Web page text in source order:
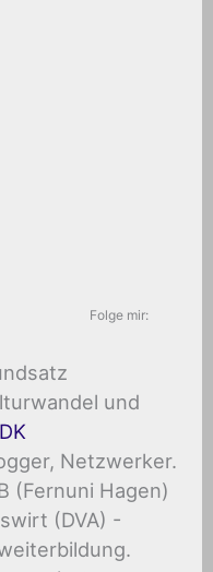
Folge mir:
und
Netzwerker.
(Fernuni Hagen)
(DVA) -